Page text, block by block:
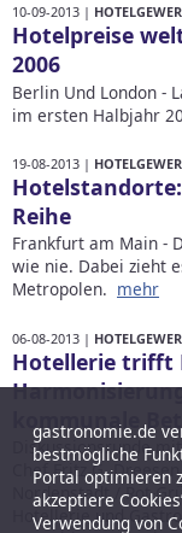
10-09-2013 |
Hotelpreise
2006
Berlin Und London -
im ersten Halbjahr
19-08-2013 |
Reihe
Frankfurt am Main -
wie nie. Dabei zieht
Metropolen. mehr
06-08-2013 |
Hotellerie trifft
kommunale
Diskussionsrunde
Chef Fritz G.
Nordenstadt / Rot-
Hotellerie und
gastronomie.de
bestmögliche
Portal optimieren
akzeptiere
Verwendung von